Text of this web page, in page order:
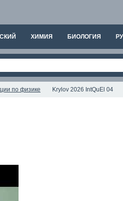
ХИМИЯ БИОЛОГИЯ
по физике Krylov 2026 IntQuEl 04